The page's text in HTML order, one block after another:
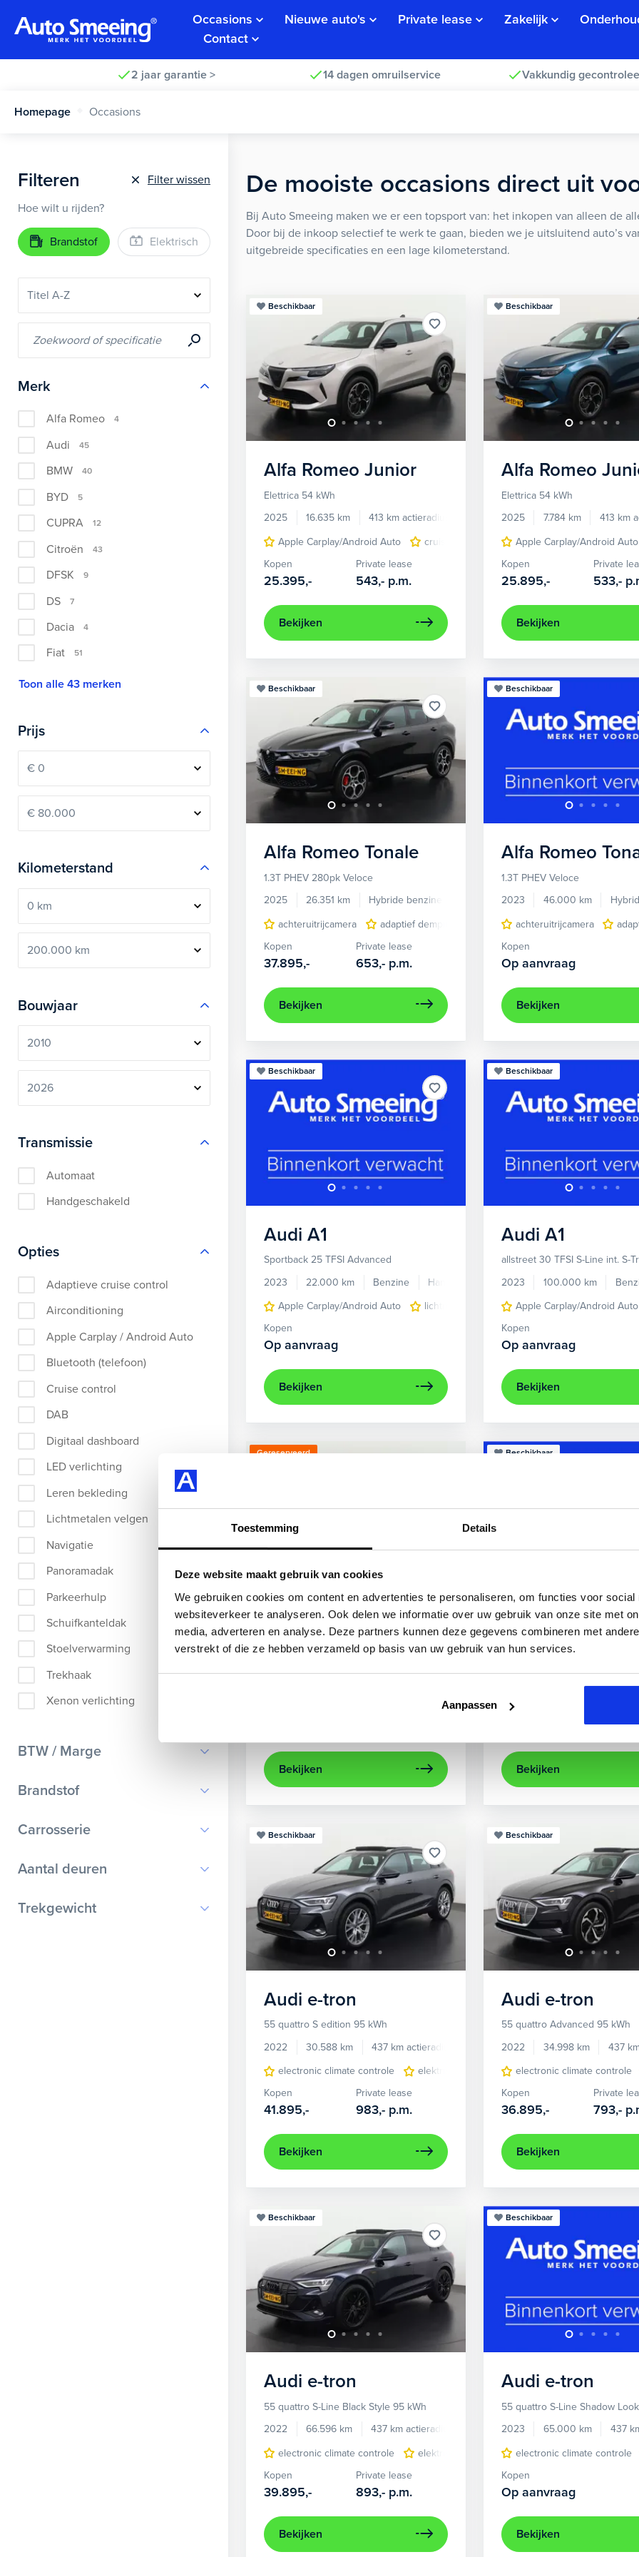
Toestemming Details
Deze website maakt gebruik van cookies
We gebruiken cookies om content en advertenties te personaliseren, om functies voor social
websiteverkeer te analyseren. Ook delen we informatie over uw gebruik van onze site met
media, adverteren en analyse. Deze partners kunnen deze gegevens combineren met
verstrekt of die ze hebben verzameld op basis van uw gebruik van hun services.
Aanpassen
Occasions Nieuwe auto's Private lease Zakelijk
Contact
2 jaar garantie > 14 dagen omruilservice Vakkundig
Homepage Occasions
Filteren
Filter wissen
Hoe wilt u rijden?
Brandstof Elektrisch
Merk
Alfa Romeo 4
Audi 45
BMW 40
BYD 5
CUPRA 12
Citroën 43
DFSK 9
DS 7
Dacia 4
Fiat 51
Toon alle 43 merken
Prijs
Kilometerstand
Bouwjaar
Transmissie
Automaat
Handgeschakeld
Opties
Adaptieve cruise control
Airconditioning
Apple Carplay / Android Auto
Bluetooth (telefoon)
Cruise control
DAB
Digitaal dashboard
LED verlichting
Leren bekleding
Lichtmetalen velgen
Navigatie
Panoramadak
Parkeerhulp
Schuifkanteldak
Stoelverwarming
Trekhaak
Xenon verlichting
BTW / Marge
BTW
Brandstof
Benzine
Elektrisch
Hybride benzine
Carrosserie
Bestelauto
Chassis cabine
Aantal deuren
Trekgewicht
De mooiste occasions direct uit
Bij Auto Smeeing maken we er een topsport van: het inkopen van alleen de
Door bij de inkoop selectief te werk te gaan, bieden we je uitsluitend auto’s
uitgebreide specificaties en een lage kilometerstand.
Beschikbaar
Alfa Romeo Junior
Elettrica 54 kWh
2025
16.635 km 413 km actieradius
Elektrisch
Apple Carplay/Android Auto
cruise control adaptief LED koplampen
Kopen
25.395,-
Private lease
543,- p.m.
Bekijken
Beschikbaar
Alfa Romeo
Elettrica 54 kWh
2025
7.784 km 413 km
Apple Carplay/Android Auto
Kopen
25.895,-
Private
533,-
Bekijken
Beschikbaar
Alfa Romeo Tonale
1.3T PHEV 280pk Veloce
2025
26.351 km Hybride benzine
Automaat
achteruitrijcamera
adaptief demping systeem audio installatie premium
Kopen
37.895,-
Private lease
653,- p.m.
Bekijken
Beschikbaar
Alfa Romeo
1.3T PHEV Veloce
2023
46.000 km
achteruitrijcamera
Kopen
Op aanvraag
Bekijken
Beschikbaar
Audi A1
Sportback 25 TFSI Advanced
2023
22.000 km Benzine
Handgeschakeld
Apple Carplay/Android Auto
lichtmetalen velgen 5-spaaks 17"
Kopen
Op aanvraag
Bekijken
Beschikbaar
Audi A1
allstreet 30 TFSI S-Line int. S-
2023
100.000 km
Apple Carplay/Android Auto
Kopen
Op aanvraag
Bekijken
Gereserveerd
Audi A3
Sportback 40 TFSIe Advanced
lichtmetalen
Bekijken
Beschikbaar
Audi A3
Sportback 40 TFSIe Plug-In
achteruitrijcamera
Kopen
Bekijken
Beschikbaar
Audi e-tron
55 quattro S edition 95 kWh
2022
30.588 km 437 km actieradius
Elektrisch
electronic climate controle
elektrisch glazen panorama-dak lederen/stof
Kopen
41.895,-
Private lease
983,- p.m.
Bekijken
Beschikbaar
Audi e-tron
55 quattro Advanced 95 kWh
2022
34.998 km 437
electronic climate controle
Kopen
36.895,-
Private
793,-
Bekijken
Beschikbaar
Audi e-tron
55 quattro S-Line Black Style 95 kWh
2022
66.596 km 437 km actieradius
Elektrisch
electronic climate controle
elektrisch glazen panorama-dak lichtmetalen
Kopen
39.895,-
Private lease
893,- p.m.
Bekijken
Beschikbaar
Audi e-tron
55 quattro S-Line Shadow
2023
65.000 km 437
electronic climate controle
Kopen
Op aanvraag
Bekijken